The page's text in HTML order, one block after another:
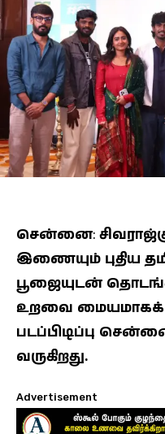
சென்னை:
இணையும் புதிய
பூஜையுடன்
உறவை
படப்பிடிப்பு
வருகிறது.
Advertisement